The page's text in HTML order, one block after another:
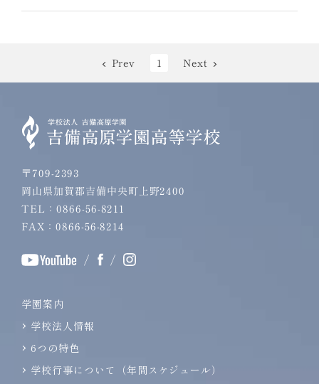
Prev 1 Next
〒709-2393
岡山県加賀郡吉備中央町上野2400
TEL：0866-56-8211
FAX：0866-56-8214
/ /
学園案内
学校法人情報
6つの特色
学校行事について（年間スケジュール）